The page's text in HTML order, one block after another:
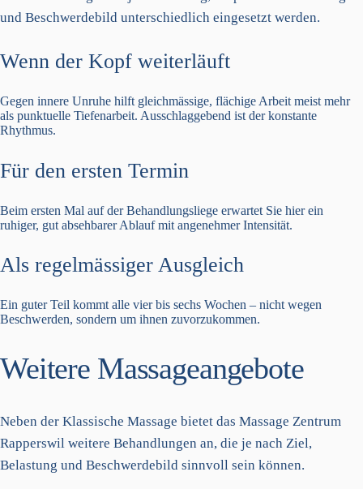
und Beschwerdebild unterschiedlich eingesetzt werden.
Wenn der Kopf weiterläuft
Gegen innere Unruhe hilft gleichmässige, flächige Arbeit meist mehr
als punktuelle Tiefenarbeit. Ausschlaggebend ist der konstante
Rhythmus.
Für den ersten Termin
Beim ersten Mal auf der Behandlungsliege erwartet Sie hier ein
ruhiger, gut absehbarer Ablauf mit angenehmer Intensität.
Als regelmässiger Ausgleich
Ein guter Teil kommt alle vier bis sechs Wochen – nicht wegen
Beschwerden, sondern um ihnen zuvorzukommen.
Weitere Massageangebote
Neben der Klassische Massage bietet das Massage Zentrum
Rapperswil weitere Behandlungen an, die je nach Ziel,
Belastung und Beschwerdebild sinnvoll sein können.